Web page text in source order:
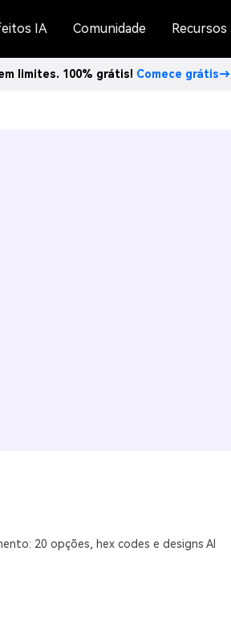
IA Comunidade Recursos
limites. 100% grátis! Comece grátis→
20 opções, hex codes e designs AI